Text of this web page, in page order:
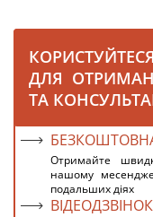
ДЛЯ
ТА
Отримайте
нашому
подальших діях